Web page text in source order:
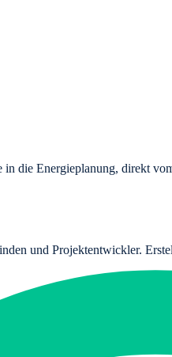
die Energieplanung, direkt
und Projektentwickler.